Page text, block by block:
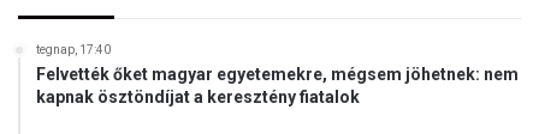
tegnap, 17:40
Felvették őket magyar egyetemekre, mégsem jöhetnek: nem
kapnak ösztöndíjat a keresztény fiatalok